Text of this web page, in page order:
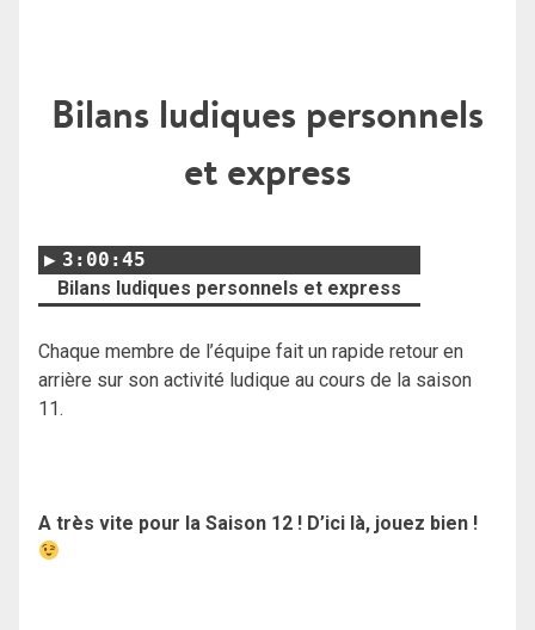
Bilans ludiques personnels
et express
3:00:45
Bilans ludiques personnels et express
Chaque membre de l’équipe fait un rapide retour en
arrière sur son activité ludique au cours de la saison
11.
A très vite pour la Saison 12 ! D’ici là, jouez bien !